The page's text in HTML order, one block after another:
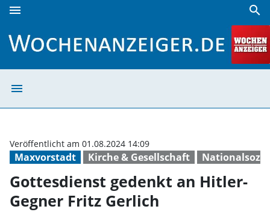
menu search
menu
Maxvorstadt Kirche & Gesellschaft
Veröffentlicht am 01.08.2024 14:09
Gottesdienst gedenkt an Hitler-
Gegner Fritz Gerlich